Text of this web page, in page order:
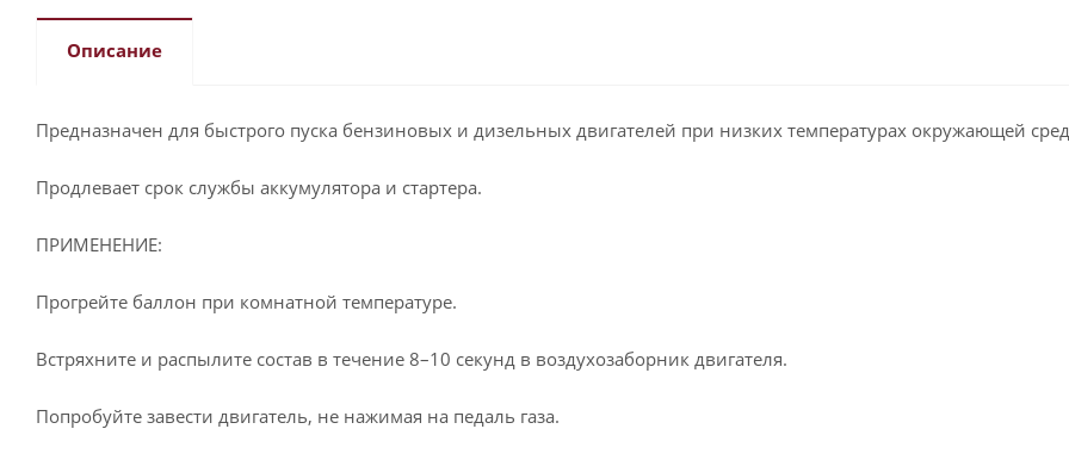
Описание
Предназначен для быстрого пуска бензиновых и дизельных двигателей при низких температурах окружающей
Продлевает срок службы аккумулятора и стартера.
ПРИМЕНЕНИЕ:
Прогрейте баллон при комнатной температуре.
Встряхните и распылите состав в течение 8–10 секунд в воздухозаборник двигателя.
Попробуйте завести двигатель, не нажимая на педаль газа.